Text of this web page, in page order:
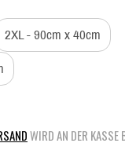
2XL - 90cm x 40cm
WIRD AN DER KASSE